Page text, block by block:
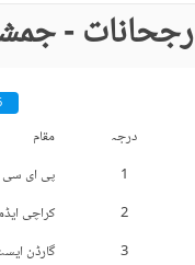
رجحانات -
درجہ مقام
1
پی ای سی
2
کراچی
3
گارڈن